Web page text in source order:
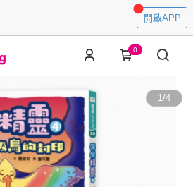
開啟APP
0
1/4